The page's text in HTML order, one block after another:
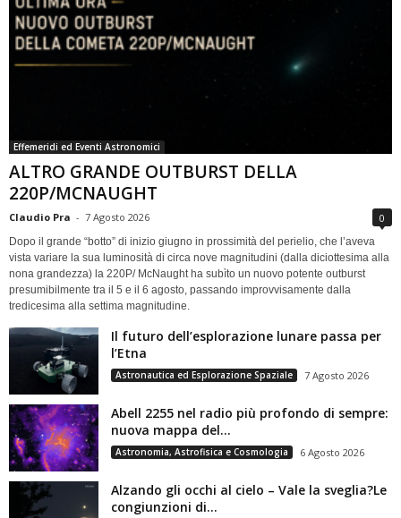
Effemeridi ed Eventi Astronomici
ALTRO GRANDE OUTBURST DELLA
220P/MCNAUGHT
Claudio Pra - 7 Agosto 2026 0
Dopo il grande “botto” di inizio giugno in prossimità del perielio, che l’aveva
vista variare la sua luminosità di circa nove magnitudini (dalla diciottesima alla
nona grandezza) la 220P/ McNaught ha subìto un nuovo potente outburst
presumibilmente tra il 5 e il 6 agosto, passando improvvisamente dalla
tredicesima alla settima magnitudine.
Il futuro dell’esplorazione lunare passa per
l’Etna
Astronautica ed Esplorazione Spaziale 7 Agosto 2026
Abell 2255 nel radio più profondo di sempre:
nuova mappa del...
Astronomia, Astrofisica e Cosmologia 6 Agosto 2026
Alzando gli occhi al cielo – Vale la sveglia?Le
congiunzioni di...